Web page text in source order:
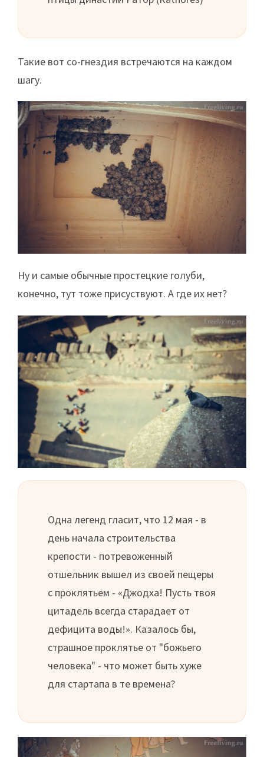
Такие вот со-гнездия встречаются на каждом
шагу.
Ну и самые обычные простецкие голуби,
конечно, тут тоже присуствуют. А где их нет?
Одна легенд гласит, что 12 мая - в
день начала строительства
крепости - потревоженный
отшельник вышел из своей пещеры
с проклятьем - «Джодха! Пусть твоя
цитадель всегда старадает от
дефицита воды!». Казалось бы,
страшное проклятье от "божьего
человека" - что может быть хуже
для стартапа в те времена?